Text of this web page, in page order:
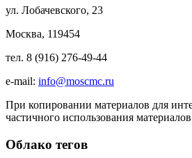
ул. Лобачевского, 23
Москва, 119454
тел. 8 (916) 276-49-44
e-mail: info@moscmc.ru
При копировании материалов для
частичного использования
Облако тегов